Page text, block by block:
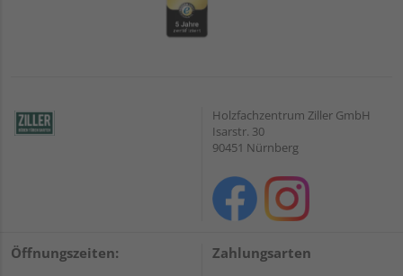
Holzfachzentrum Ziller GmbH
Isarstr. 30
90451 Nürnberg
Öffnungszeiten: Zahlungsarten